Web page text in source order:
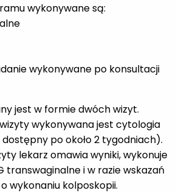
wykonywane są:
wykonywane po konsultacji
jest w formie dwóch wizyt.
wykonywana jest cytologia
po około 2 tygodniach).
lekarz omawia wyniki, wykonuje
transwaginalne i w razie wskazań
wykonaniu kolposkopii.